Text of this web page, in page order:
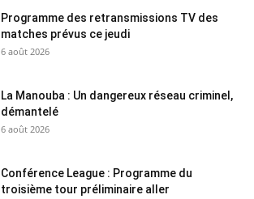
Programme des retransmissions TV des
matches prévus ce jeudi
6 août 2026
La Manouba : Un dangereux réseau criminel,
démantelé
6 août 2026
Conférence League : Programme du
troisième tour préliminaire aller